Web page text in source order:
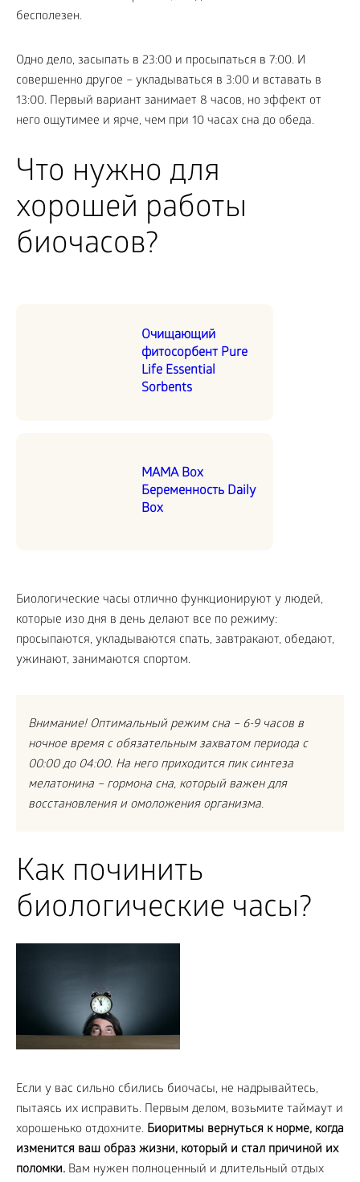
бесполезен.
Одно дело, засыпать в 23:00 и просыпаться в 7:00. И
совершенно другое – укладываться в 3:00 и вставать в
13:00. Первый вариант занимает 8 часов, но эффект от
него ощутимее и ярче, чем при 10 часах сна до обеда.
Что нужно для
хорошей работы
биочасов?
Очищающий
фитосорбент Pure
Life Essential
Sorbents
MAMA Box
Беременность Daily
Box
Биологические часы отлично функционируют у людей,
которые изо дня в день делают все по режиму:
просыпаются, укладываются спать, завтракают, обедают,
ужинают, занимаются спортом.
Внимание! Оптимальный режим сна – 6-9 часов в
ночное время с обязательным захватом периода с
00:00 до 04:00. На него приходится пик синтеза
мелатонина – гормона сна, который важен для
восстановления и омоложения организма.
Как починить
биологические часы?
Если у вас сильно сбились биочасы, не надрывайтесь,
пытаясь их исправить. Первым делом, возьмите таймаут и
хорошенько отдохните. Биоритмы вернуться к норме, когда
изменится ваш образ жизни, который и стал причиной их
поломки. Вам нужен полноценный и длительный отдых